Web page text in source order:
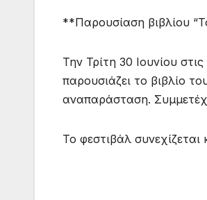
**Παρουσίαση βιβλίου
Την Τρίτη 30 Ιουνίου
παρουσιάζει το βιβλίο
αναπαράσταση.
Το φεστιβάλ συνεχίζεται